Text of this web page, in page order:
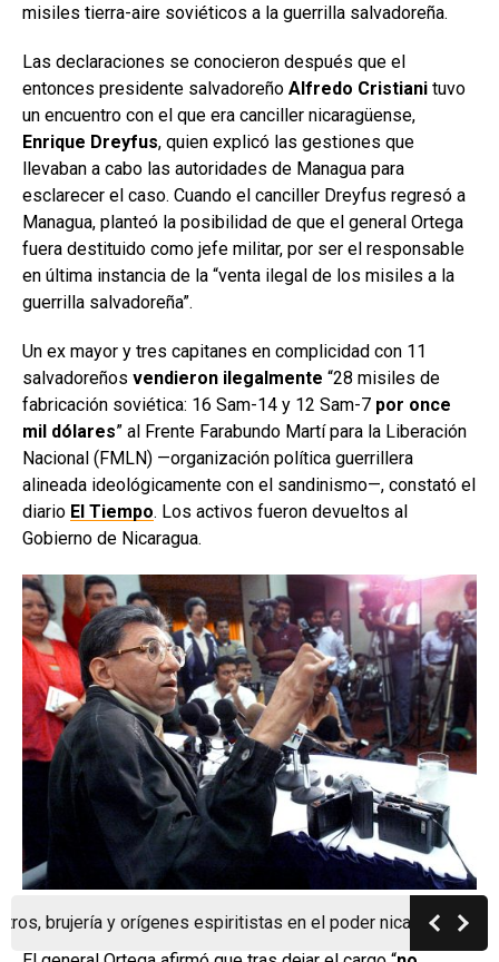
y orígenes espiritistas en el poder nicaragüense
misiles tierra-aire soviéticos a la guerrilla salvadoreña.
Las declaraciones se conocieron después que el
entonces presidente salvadoreño Alfredo Cristiani tuvo
un encuentro con el que era canciller nicaragüense,
Enrique Dreyfus, quien explicó las gestiones que
llevaban a cabo las autoridades de Managua para
esclarecer el caso. Cuando el canciller Dreyfus regresó a
Managua, planteó la posibilidad de que el general Ortega
fuera destituido como jefe militar, por ser el responsable
en última instancia de la “venta ilegal de los misiles a la
guerrilla salvadoreña”.
Un ex mayor y tres capitanes en complicidad con 11
salvadoreños vendieron ilegalmente “28 misiles de
fabricación soviética: 16 Sam-14 y 12 Sam-7 por once
mil dólares” al Frente Farabundo Martí para la Liberación
Nacional (FMLN) —organización política guerrillera
alineada ideológicamente con el sandinismo—, constató el
diario El Tiempo. Los activos fueron devueltos al
Gobierno de Nicaragua.
18 de diciembre de 2000. Foto | Miguel Álvarez / AFP